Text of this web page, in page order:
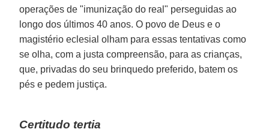
operações de "imunização do real" perseguidas ao
longo dos últimos 40 anos. O povo de Deus e o
magistério eclesial olham para essas tentativas como
se olha, com a justa compreensão, para as crianças,
que, privadas do seu brinquedo preferido, batem os
pés e pedem justiça.
Certitudo tertia